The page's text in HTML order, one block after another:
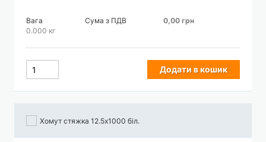
Вага
0.000 кг
Сума з ПДВ 0,00 грн
Додати в кошик
Хомут стяжка 12.5х1000 біл.